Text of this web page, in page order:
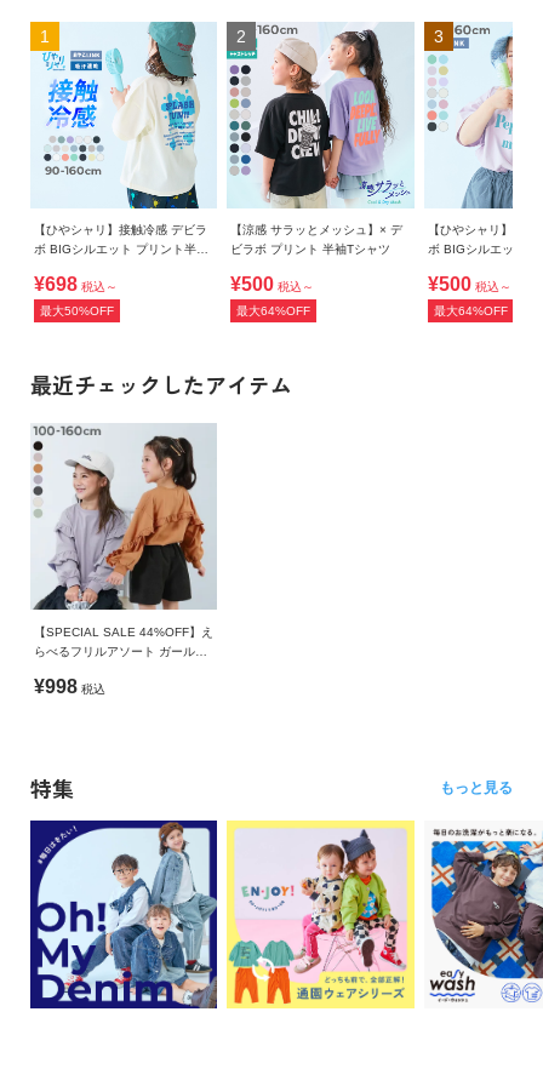
1
【ひやシャリ】接触冷感 デビラ
ボ BIGシルエット プリント半袖
¥698 税込～
最大50%OFF
2
【涼感 サラッとメッシュ】× デ
ビラボ プリント 半袖Tシャツ
¥500 税込～
最大64%OFF
3
【ひやシャリ】接触
ボ BIGシルエット
¥500 税込～
最大64%OFF
最近チェックしたアイテム
【SPECIAL SALE 44%OFF】え
らべるフリルアソート ガールズ
¥998 税込
特集 もっと見る